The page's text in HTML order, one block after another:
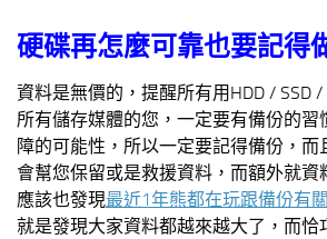
硬碟再怎麼可靠也要記得
資料是無價的，提醒所有用HDD / SSD /
所有儲存媒體的您，一定要有備份的習
障的可能性，所以一定要記得備份，
會幫您保留或是救援資料，而額外就資
應該也發現最近1年熊都在玩跟備份有
就是發現大家資料都越來越大了，而恰